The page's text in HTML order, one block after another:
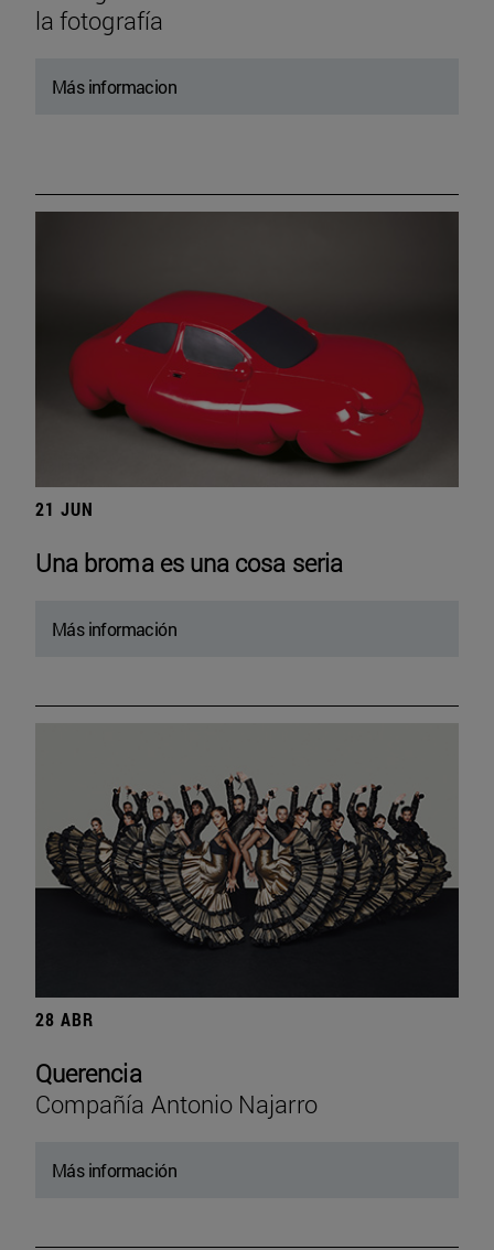
la fotografía
Más informacion
21 JUN
Una broma es una cosa seria
Más información
28 ABR
Querencia
Compañía Antonio Najarro
Más información